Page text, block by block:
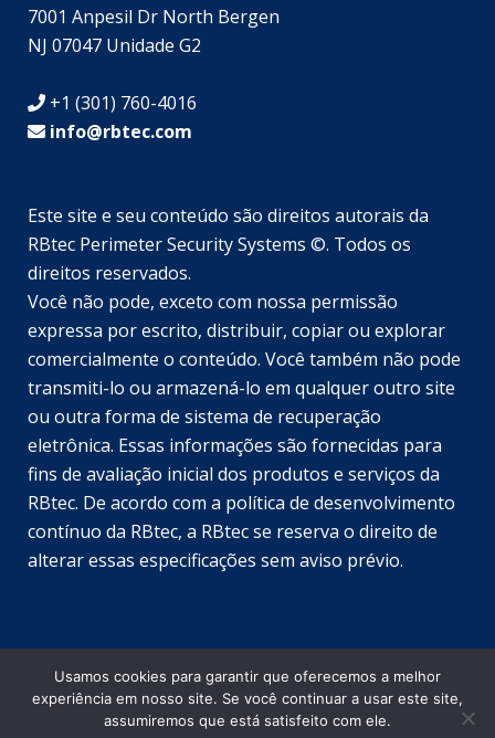
7001 Anpesil Dr North Bergen
NJ 07047 Unidade G2
+1 (301) 760-4016
info@rbtec.com
Este site e seu conteúdo são direitos autorais da
RBtec Perimeter Security Systems ©. Todos os
direitos reservados.
Você não pode, exceto com nossa permissão
expressa por escrito, distribuir, copiar ou explorar
comercialmente o conteúdo. Você também não pode
transmiti-lo ou armazená-lo em qualquer outro site
ou outra forma de sistema de recuperação
eletrônica. Essas informações são fornecidas para
fins de avaliação inicial dos produtos e serviços da
RBtec. De acordo com a política de desenvolvimento
contínuo da RBtec, a RBtec se reserva o direito de
alterar essas especificações sem aviso prévio.
© Copyright RBtec Sistemas de Proteção Perimetral
EN
ES
FR
PL
EL
DE_DE
EN_GB
JA
Usamos cookies para garantir que oferecemos a melhor
experiência em nosso site. Se você continuar a usar este site,
assumiremos que está satisfeito com ele.